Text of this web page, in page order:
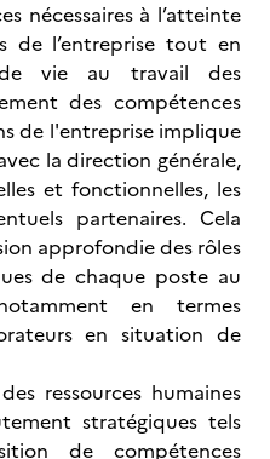
nécessaires à l’atteinte
de l’entreprise tout en
vie au travail des
des compétences
de l'entreprise implique
la direction générale,
et fonctionnelles, les
partenaires. Cela
approfondie des rôles
de chaque poste au
en termes
en situation de
ressources humaines
stratégiques tels
de compétences